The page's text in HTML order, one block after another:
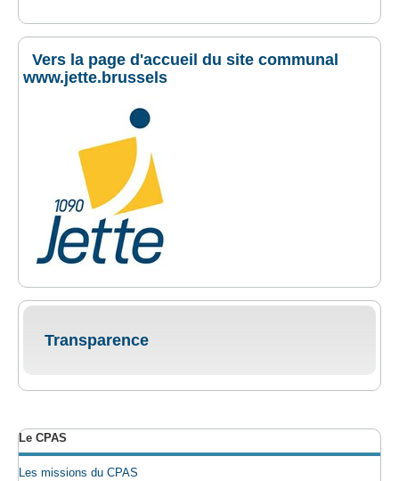
Vers la page d'accueil du site communal
www.jette.brussels
Transparence
Le CPAS
Les missions du CPAS